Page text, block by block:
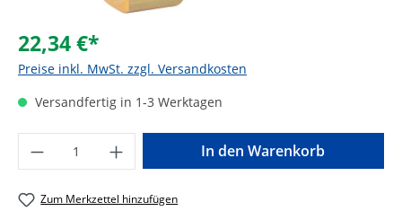
22,34 €*
Preise inkl. MwSt. zzgl. Versandkosten
Versandfertig in 1-3 Werktagen
Produkt Anzahl: Gib den gewünschten
In den Warenkorb
Zum Merkzettel hinzufügen